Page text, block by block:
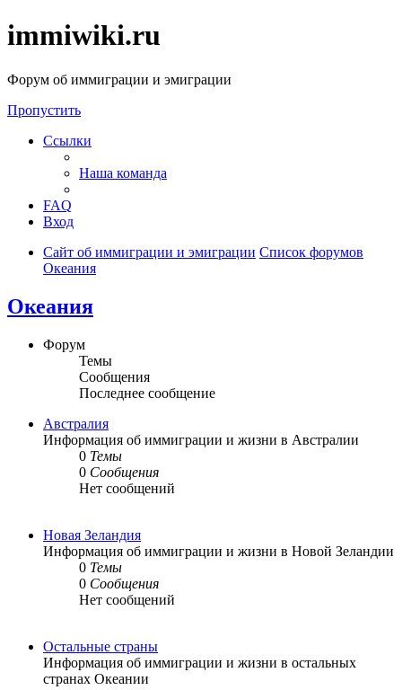
immiwiki.ru
Форум об иммиграции и эмиграции
Пропустить
Ссылки
Наша команда
FAQ
Вход
Сайт об иммиграции и эмиграции Список форумов
Океания
Океания
Форум
Темы
Сообщения
Последнее сообщение
Австралия
Информация об иммиграции и жизни в Австралии
0 Темы
0 Сообщения
Нет сообщений
Новая Зеландия
Информация об иммиграции и жизни в Новой Зеландии
0 Темы
0 Сообщения
Нет сообщений
Остальные страны
Информация об иммиграции и жизни в остальных
странах Океании